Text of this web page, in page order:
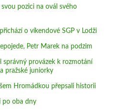
pozici na ovál svého
o víkendové SGP v Lodži
Petr Marek na podzim
správný provázek k rozmotání
pražské juniorky
Hromádkou přepsali historii
po oba dny